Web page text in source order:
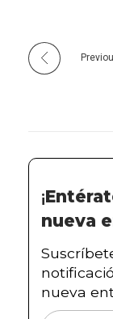
¡
nueva
nueva